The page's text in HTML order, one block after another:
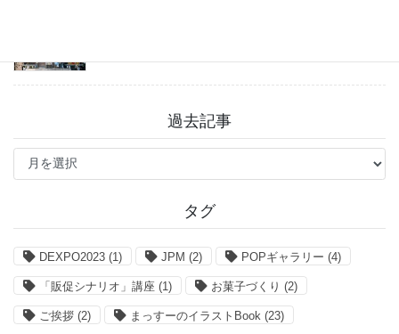
過去記事
過
記
タグ
DEXPO2023 (1) JPM (2) POPギャラリー (4)
「販促シナリオ」講座 (1) お菓子づくり (2)
ご挨拶 (2) まっすーのイラストBook (23)